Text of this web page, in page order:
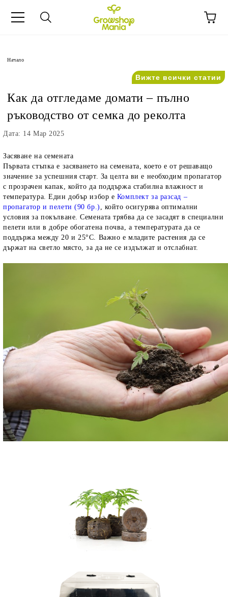
Начало
Вижте всички статии
Как да отгледаме домати – пълно
ръководство от семка до реколта
Дата: 14 Мар 2025
Засяване на семената
Първата стъпка е засяването на семената, което е от решаващо
значение за успешния старт. За целта ви е необходим пропагатор
с прозрачен капак, който да поддържа стабилна влажност и
температура. Един добър избор е Комплект за разсад –
пропагатор и пелети (90 бр.) , който осигурява оптимални
условия за покълване. Семената трябва да се засадят в специални
пелети или в добре обогатена почва, а температурата да се
поддържа между 20 и 25°C. Важно е младите растения да се
държат на светло място, за да не се издължат и отслабнат.